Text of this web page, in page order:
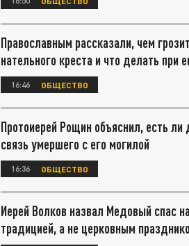
Православным рассказали, чем
нательного креста и что делать при
16:46 ОБЩЕСТВО
Протоиерей Рощин объяснил, есть ли
связь умершего с его могилой
16:36 ОБЩЕСТВО
Иерей Волков назвал Медовый спас
традицией, а не церковным